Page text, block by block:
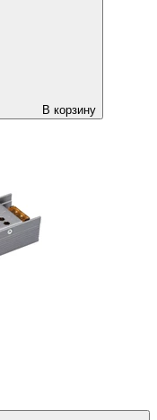
В корзину